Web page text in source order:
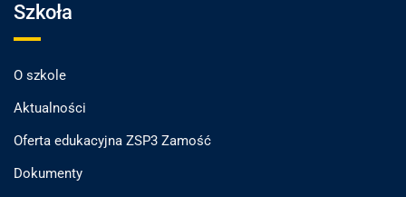
Szkoła
O szkole
Aktualności
Oferta edukacyjna ZSP3 Zamość
Dokumenty